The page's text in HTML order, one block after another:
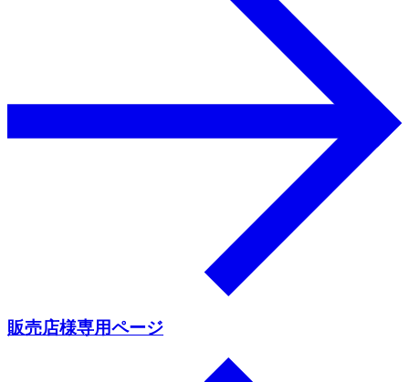
販売店様専用ページ